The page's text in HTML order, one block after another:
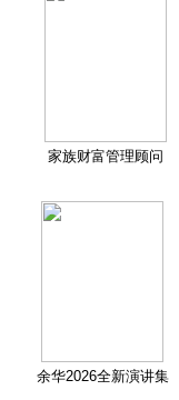
家族财富管理顾问
余华2026全新演讲集